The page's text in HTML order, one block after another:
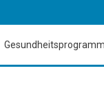
Gesundheitsprogramm